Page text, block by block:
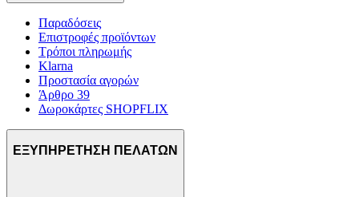
Παραδόσεις
Επιστροφές προϊόντων
Τρόποι πληρωμής
Klarna
Προστασία αγορών
Άρθρο 39
Δωροκάρτες SHOPFLIX
ΕΞΥΠΗΡΕΤΗΣΗ ΠΕΛΑΤΩΝ